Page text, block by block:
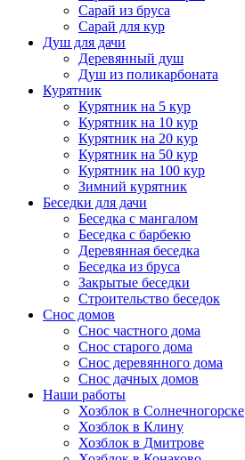
Сарай из бруса
Сарай для кур
Душ для дачи
Деревянный душ
Душ из поликарбоната
Курятник
Курятник на 5 кур
Курятник на 10 кур
Курятник на 20 кур
Курятник на 50 кур
Курятник на 100 кур
Зимний курятник
Беседки для дачи
Беседка с мангалом
Беседка с барбекю
Деревянная беседка
Беседка из бруса
Закрытые беседки
Строительство беседок
Снос домов
Снос частного дома
Снос старого дома
Снос деревянного дома
Снос дачных домов
Наши работы
Хозблок в Солнечногорске
Хозблок в Клину
Хозблок в Дмитрове